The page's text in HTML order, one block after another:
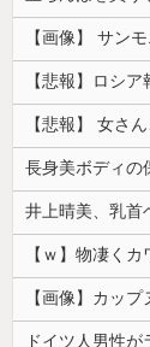
【ｗ】物凄く
【画像】カッ